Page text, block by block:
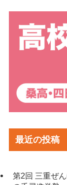
最近の投稿
第2回 三重ぜ